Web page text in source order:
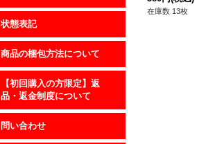
状態表記
商品の梱包方法について
【初回購入の方限定】返
品・返金制度について
問い合わせ
在庫数 13枚